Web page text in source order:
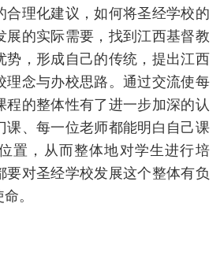
合理化建议，如何将圣经学校的
展的实际需要，找到江西基督教
势，形成自己的传统，提出江西
理念与办校思路。通过交流使每
程的整体性有了进一步加深的认
课、每一位老师都能明白自己课
置，从而整体地对学生进行培
要对圣经学校发展这个整体有负
。